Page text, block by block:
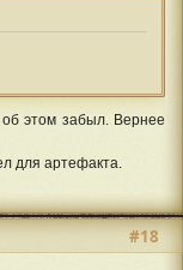
этом забыл. Вернее
для артефакта.
#18